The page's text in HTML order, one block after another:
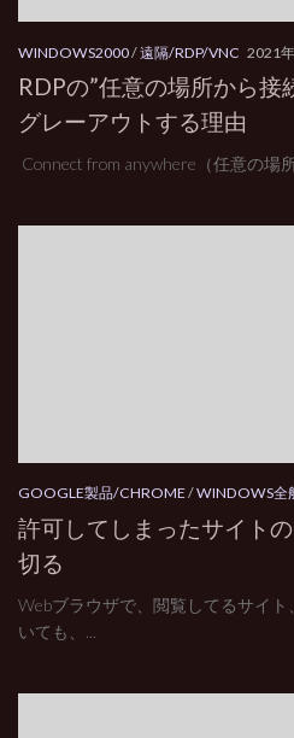
WINDOWS2000/遠隔/RDP/VNC 2021
RDPの”任意の場所から
グレーアウトする理由
Connect from anywhere（任意の場所
GOOGLE製品/CHROME/WINDOWS全
許可してしまったサイト
切る
Webブラウザで、閲覧してるサイ
いても、...